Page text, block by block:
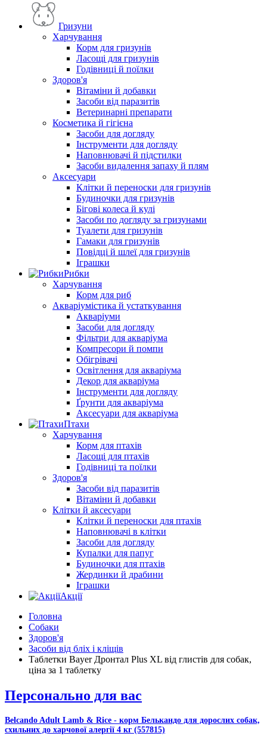
Гризуни
Харчування
Корм для гризунів
Ласощі для гризунів
Годівниці й поїлки
Здоров'я
Вітаміни й добавки
Засоби від паразитів
Ветеринарні препарати
Косметика й гігієна
Засоби для догляду
Інструменти для догляду
Наповнювачі й підстилки
Засоби видалення запаху й плям
Аксесуари
Клітки й переноски для гризунів
Будиночки для гризунів
Бігові колеса й кулі
Засоби по догляду за гризунами
Туалети для гризунів
Гамаки для гризунів
Повідці й шлеї для гризунів
Іграшки
Рибки
Харчування
Корм для риб
Акваріумістика й устаткування
Акваріуми
Засоби для догляду
Фільтри для акваріума
Компресори й помпи
Обігрівачі
Освітлення для акваріума
Декор для акваріума
Інструменти для догляду
Ґрунти для акваріума
Аксесуари для акваріума
Птахи
Харчування
Корм для птахів
Ласощі для птахів
Годівниці та поїлки
Здоров'я
Засоби від паразитів
Вітаміни й добавки
Клітки й аксесуари
Клітки й переноски для птахів
Наповнювачі в клітки
Засоби для догляду
Купалки для папуг
Будиночки для птахів
Жердинки й драбини
Іграшки
Акції
Головна
Собаки
Здоров'я
Засоби від бліх і кліщів
Таблетки Bayer Дронтал Plus XL від глистів для собак,
ціна за 1 таблетку
Персонально для вас
Belcando Adult Lamb & Rice - корм Белькандо для дорослих собак,
схильних до харчової алергії 4 кг (557815)